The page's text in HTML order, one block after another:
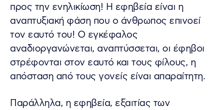
προς την ενηλικίωση! Η εφηβεία είναι η
αναπτυξιακή φάση που ο άνθρωπος επινοεί
τον εαυτό του! Ο εγκέφαλος
αναδιοργανώνεται, αναπτύσσεται, οι έφηβοι
στρέφονται στον εαυτό και τους φίλους, η
απόσταση από τους γονείς είναι απαραίτητη.
Παράλληλα, η εφηβεία, εξαιτίας των